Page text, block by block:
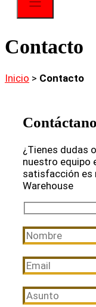
Contacto
Inicio > Contacto
¿Tienes dudas
nuestro equipo
satisfacción es
Warehouse